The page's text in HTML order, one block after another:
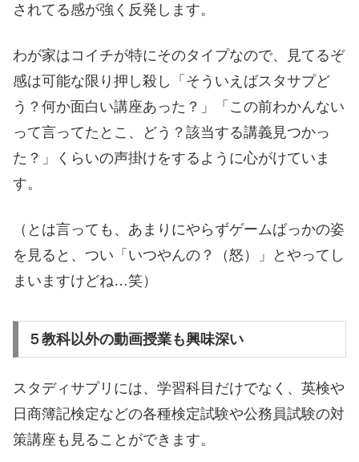
されてる感が強く反発します。
わが家はコイチが特にそのタイプなので、見てるぞ
感は可能な限り押し殺し「そういえばスタサプど
う？何か面白い講座あった？」「この前わかんない
って言ってたとこ、どう？該当する講義見つかっ
た？」くらいの声掛けをするように心がけていま
す。
（とは言っても、あまりにやらずゲームばっかの姿
を見ると、つい「いつやんの？（怒）」とやってし
まいますけどね…笑）
５教科以外の動画授業も興味深い
スタディサプリには、学習科目だけでなく、英検や
日商簿記検定などの各種検定試験や公務員試験の対
策講座も見ることができます。